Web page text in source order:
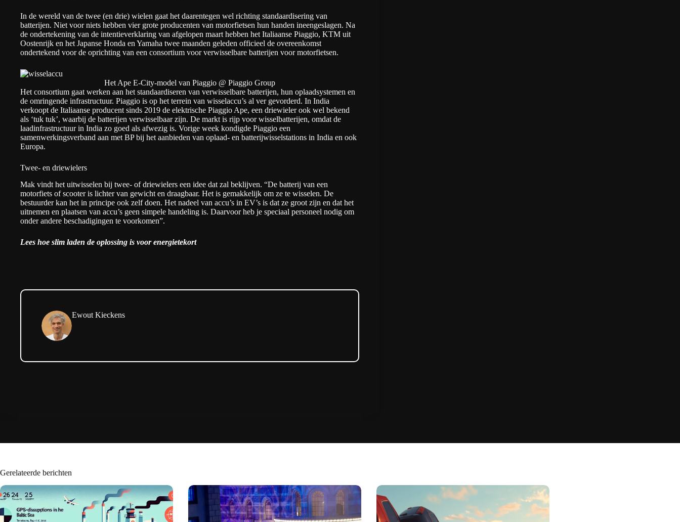
In de wereld van de twee (en drie) wielen gaat het daarentegen wel richting standaardisering van
batterijen. Niet voor niets hebben vier grote producenten van motorfietsen hun handen ineengeslagen. Na
de ondertekening van de intentieverklaring van afgelopen maart hebben het Italiaanse Piaggio, KTM uit
Oostenrijk en het Japanse Honda en Yamaha twee maanden geleden officieel de overeenkomst
ondertekend voor de oprichting van een consortium voor verwisselbare batterijen voor motorfietsen.
Het Ape E-City-model van Piaggio @ Piaggio Group
Het consortium gaat werken aan het standaardiseren van verwisselbare batterijen, hun oplaadsystemen en
de omringende infrastructuur. Piaggio is op het terrein van wisselaccu’s al ver gevorderd. In India
verkoopt de Italiaanse producent sinds 2019 de elektrische Piaggio Ape, een driewieler ook wel bekend
als ‘tuk tuk’, waarbij de batterijen verwisselbaar zijn. De markt is rijp voor wisselbatterijen, omdat de
laadinfrastructuur in India zo goed als afwezig is. Vorige week kondigde Piaggio een
samenwerkingsverband aan met BPbij het aanbieden van oplaad- en batterijwisselstations in India en ook
Europa.
Twee- en driewielers
Mak vindt het uitwisselen bij twee- of driewielers een idee dat zal beklijven. “De batterij van een
motorfiets of scooter is lichter van gewicht en draagbaar. Het is gemakkelijk om ze te wisselen. De
bestuurder kan het in principe ook zelf doen. Het nadeel van accu’s in EV’s is dat ze groot zijn en dat het
uitnemen en plaatsen van accu’s geen simpele handeling is. Daarvoor heb je speciaal personeel nodig om
onder andere beschadigingen te voorkomen”.
Lees hoe slim laden de oplossing is voor energietekort
Ewout Kieckens
Gerelateerde berichten